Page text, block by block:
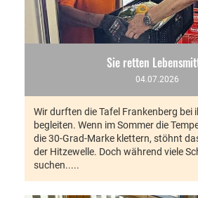
Sie retten
04.07.2026
Wir durften die Tafel Frankenberg bei
begleiten. Wenn im Sommer die
die 30-Grad-Marke klettern, stöhnt
der Hitzewelle. Doch während viele
suchen.....